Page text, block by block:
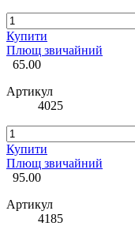
Купити
Плющ звичайний
65.00
Артикул
4025
Купити
Плющ звичайний
95.00
Артикул
4185